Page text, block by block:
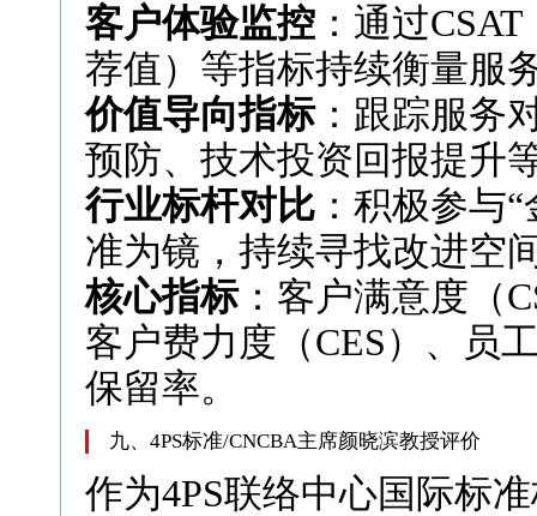
客户体验监控 ：通过
荐值）等指标持续衡量服
价值导向指标：跟踪服务
预防、技术投资回报提升
行业标杆对比 ：积极参与
准为镜，持续寻找改进空
核心指标：客户满意度（
客户费力度（CES）、员
保留率。
九、4PS标准/CNCBA主席颜晓滨教授评价
作为4PS联络中心国际标